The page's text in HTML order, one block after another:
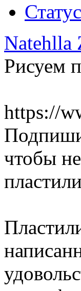
Статус
Natehlla
Рисуем
https://
чтобы